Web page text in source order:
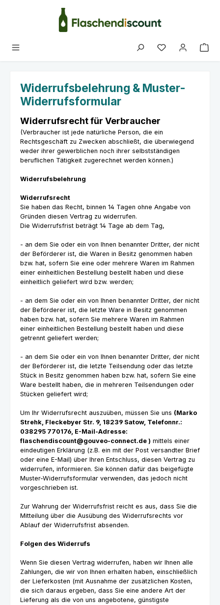
Zum Hauptinhalt springen
Du hast 0
Widerrufsbelehrung & Muster-
Widerrufsformular
Widerrufsrecht für Verbraucher
(Verbraucher ist jede natürliche Person, die ein
Rechtsgeschäft zu Zwecken abschließt, die überwiegend
weder ihrer gewerblichen noch ihrer selbstständigen
beruflichen Tätigkeit zugerechnet werden können.)
Widerrufsbelehrung
Widerrufsrecht
Sie haben das Recht, binnen 14 Tagen ohne Angabe von
Gründen diesen Vertrag zu widerrufen.
Die Widerrufsfrist beträgt 14 Tage ab dem Tag,
- an dem Sie oder ein von Ihnen benannter Dritter, der nicht
der Beförderer ist, die Waren in Besitz genommen haben
bzw. hat, sofern Sie eine oder mehrere Waren im Rahmen
einer einheitlichen Bestellung bestellt haben und diese
einheitlich geliefert wird bzw. werden;
- an dem Sie oder ein von Ihnen benannter Dritter, der nicht
der Beförderer ist, die letzte Ware in Besitz genommen
haben bzw. hat, sofern Sie mehrere Waren im Rahmen
einer einheitlichen Bestellung bestellt haben und diese
getrennt geliefert werden;
- an dem Sie oder ein von Ihnen benannter Dritter, der nicht
der Beförderer ist, die letzte Teilsendung oder das letzte
Stück in Besitz genommen haben bzw. hat, sofern Sie eine
Ware bestellt haben, die in mehreren Teilsendungen oder
Stücken geliefert wird;
Um Ihr Widerrufsrecht auszuüben, müssen Sie uns (Marko
Strehk, Fleckebyer Str. 9, 18239 Satow, Telefonnr.:
038295 770176, E-Mail-Adresse:
flaschendiscount@gouveo-connect.de ) mittels einer
eindeutigen Erklärung (z.B. ein mit der Post versandter Brief
oder eine E-Mail) über Ihren Entschluss, diesen Vertrag zu
widerrufen, informieren. Sie können dafür das beigefügte
Muster-Widerrufsformular verwenden, das jedoch nicht
vorgeschrieben ist.
Zur Wahrung der Widerrufsfrist reicht es aus, dass Sie die
Mitteilung über die Ausübung des Widerrufsrechts vor
Ablauf der Widerrufsfrist absenden.
Folgen des Widerrufs
Wenn Sie diesen Vertrag widerrufen, haben wir Ihnen alle
Zahlungen, die wir von Ihnen erhalten haben, einschließlich
der Lieferkosten (mit Ausnahme der zusätzlichen Kosten,
die sich daraus ergeben, dass Sie eine andere Art der
Lieferung als die von uns angebotene, günstigste